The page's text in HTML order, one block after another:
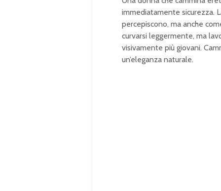
immediatamente sicurezza.
percepiscono, ma anche
curvarsi leggermente, ma
visivamente più giovani.
un’eleganza naturale.